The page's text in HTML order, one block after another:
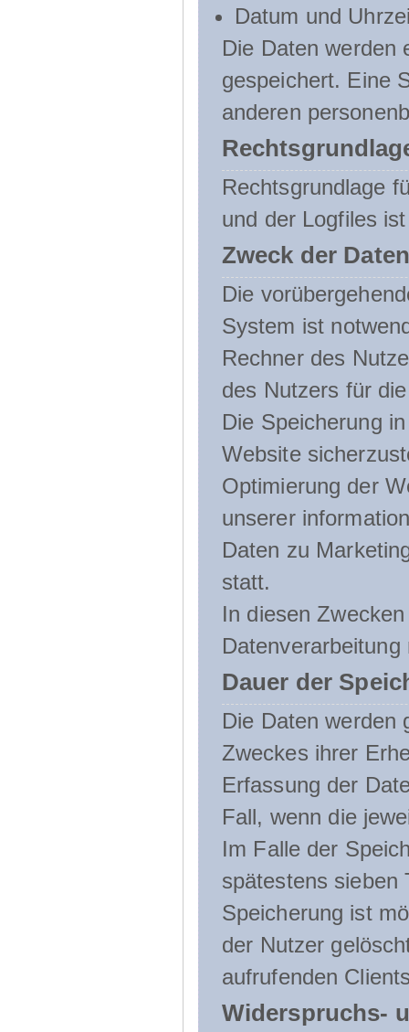
Datum und
Die Daten werden
gespeichert. Eine
anderen
Rechtsgrundlage
und der Logfiles
Zweck der
Die
System ist
Rechner des
des Nutzers für
Die Speicherung
Website
Optimierung der
unserer
Daten zu
statt.
In diesen
Dauer der
Die Daten werden
Zweckes ihrer
Erfassung der
Fall, wenn die
Im Falle der
spätestens sieben
Speicherung ist
der Nutzer
aufrufenden
Widerspruchs-